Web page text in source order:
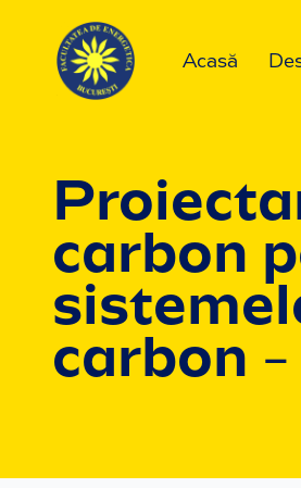
Acasă
carbon
carbon